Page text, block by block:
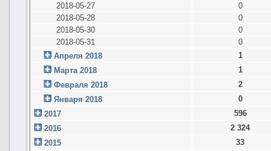
2018-05-27
0
2018-05-28
0
2018-05-30
0
2018-05-31
0
Апреля 2018
1
Марта 2018
1
Февраля 2018
2
Января 2018
0
2017
596
2016
2 324
2015
33